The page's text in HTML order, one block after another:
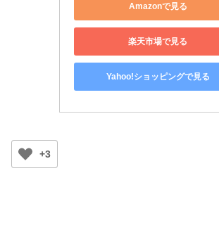
Amazonで見る
楽天市場で見る
Yahoo!ショッピングで見る
+3